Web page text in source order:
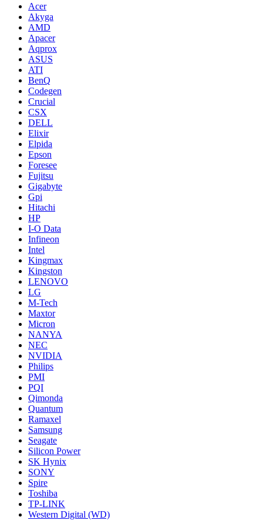
Acer
Akyga
AMD
Apacer
Aqprox
ASUS
ATI
BenQ
Codegen
Crucial
CSX
DELL
Elixir
Elpida
Epson
Foresee
Fujitsu
Gigabyte
Gpi
Hitachi
HP
I-O Data
Infineon
Intel
Kingmax
Kingston
LENOVO
LG
M-Tech
Maxtor
Micron
NANYA
NEC
NVIDIA
Philips
PMI
PQI
Qimonda
Quantum
Ramaxel
Samsung
Seagate
Silicon Power
SK Hynix
SONY
Spire
Toshiba
TP-LINK
Western Digital (WD)